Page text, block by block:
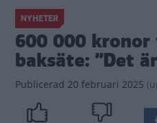
NYHETER
600 000
baksäte: ”Det
Publicerad 20 februari 2025 (